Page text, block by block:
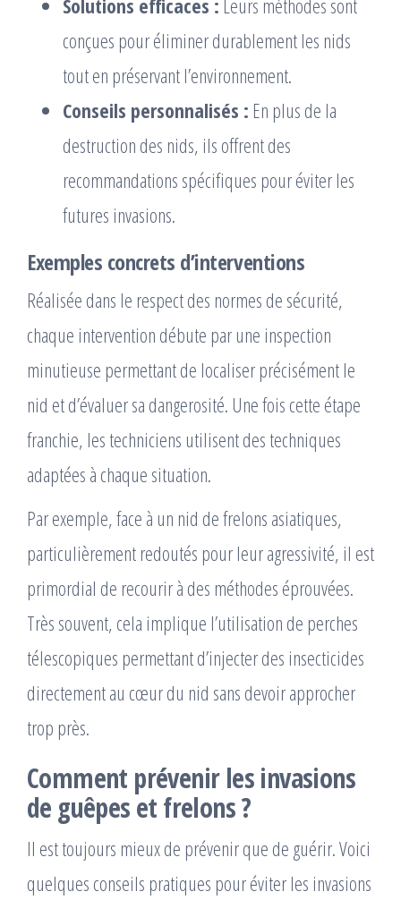
Solutions efficaces : Leurs méthodes sont
conçues pour éliminer durablement les nids
tout en préservant l’environnement.
Conseils personnalisés : En plus de la
destruction des nids, ils offrent des
recommandations spécifiques pour éviter les
futures invasions.
Exemples concrets d’interventions
Réalisée dans le respect des normes de sécurité,
chaque intervention débute par une inspection
minutieuse permettant de localiser précisément le
nid et d’évaluer sa dangerosité. Une fois cette étape
franchie, les techniciens utilisent des techniques
adaptées à chaque situation.
Par exemple, face à un nid de frelons asiatiques,
particulièrement redoutés pour leur agressivité, il est
primordial de recourir à des méthodes éprouvées.
Très souvent, cela implique l’utilisation de perches
télescopiques permettant d’injecter des insecticides
directement au cœur du nid sans devoir approcher
trop près.
Comment prévenir les invasions
de guêpes et frelons ?
Il est toujours mieux de prévenir que de guérir. Voici
quelques conseils pratiques pour éviter les invasions